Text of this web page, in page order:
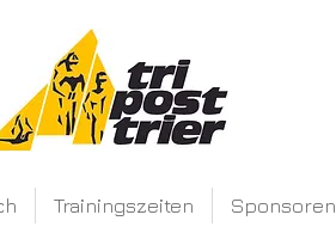
Trainingszeiten Sponsoren